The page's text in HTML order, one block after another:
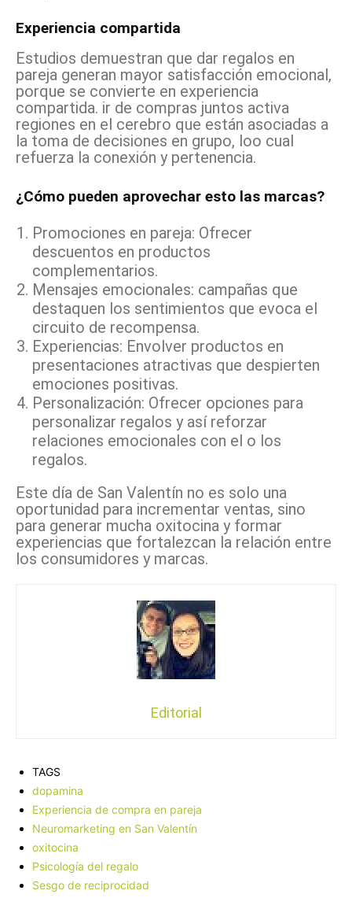
Experiencia compartida
Estudios demuestran que dar regalos en
pareja generan mayor satisfacción emocional,
porque se convierte en experiencia
compartida. ir de compras juntos activa
regiones en el cerebro que están asociadas a
la toma de decisiones en grupo, loo cual
refuerza la conexión y pertenencia.
¿Cómo pueden aprovechar esto las marcas?
Promociones en pareja: Ofrecer
descuentos en productos
complementarios.
Mensajes emocionales: campañas que
destaquen los sentimientos que evoca el
circuito de recompensa.
Experiencias: Envolver productos en
presentaciones atractivas que despierten
emociones positivas.
Personalización: Ofrecer opciones para
personalizar regalos y así reforzar
relaciones emocionales con el o los
regalos.
Este día de San Valentín no es solo una
oportunidad para incrementar ventas, sino
para generar mucha oxitocina y formar
experiencias que fortalezcan la relación entre
los consumidores y marcas.
Editorial
TAGS
dopamina
Experiencia de compra en pareja
Neuromarketing en San Valentín
oxitocina
Psicología del regalo
Sesgo de reciprocidad